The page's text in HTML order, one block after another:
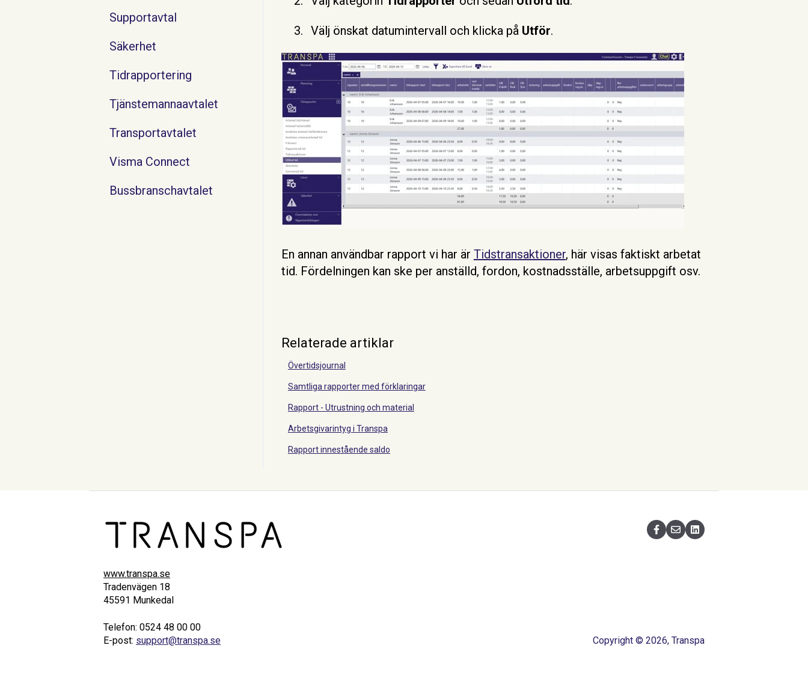
Välj önskat datumintervall och klicka på Utför.
En annan användbar rapport vi har är Tidstransaktioner, här visas faktiskt arbetat
tid. Fördelningen kan ske per anställd, fordon, kostnadsställe, arbetsuppgift osv.
Relaterade artiklar
Övertidsjournal
Samtliga rapporter med förklaringar
Rapport - Utrustning och material
Arbetsgivarintyg i Transpa
Rapport innestående saldo
Supportavtal
Säkerhet
Tidrapportering
Tjänstemannaavtalet
Transportavtalet
Visma Connect
Bussbranschavtalet
www.transpa.se
Tradenvägen 18
45591 Munkedal
Telefon: 0524 48 00 00
E-post: support@transpa.se Copyright © 2026, Transpa